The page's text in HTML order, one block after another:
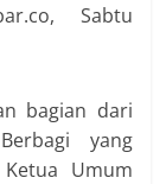
Sabtu
bagian dari
yang
Umum